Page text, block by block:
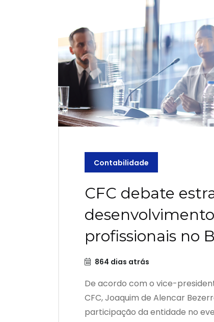
Contabilidade
CFC debate
profissionais no
864 dias atrás
De acordo com o vice-
CFC, Joaquim de Alencar
participação da entidade no